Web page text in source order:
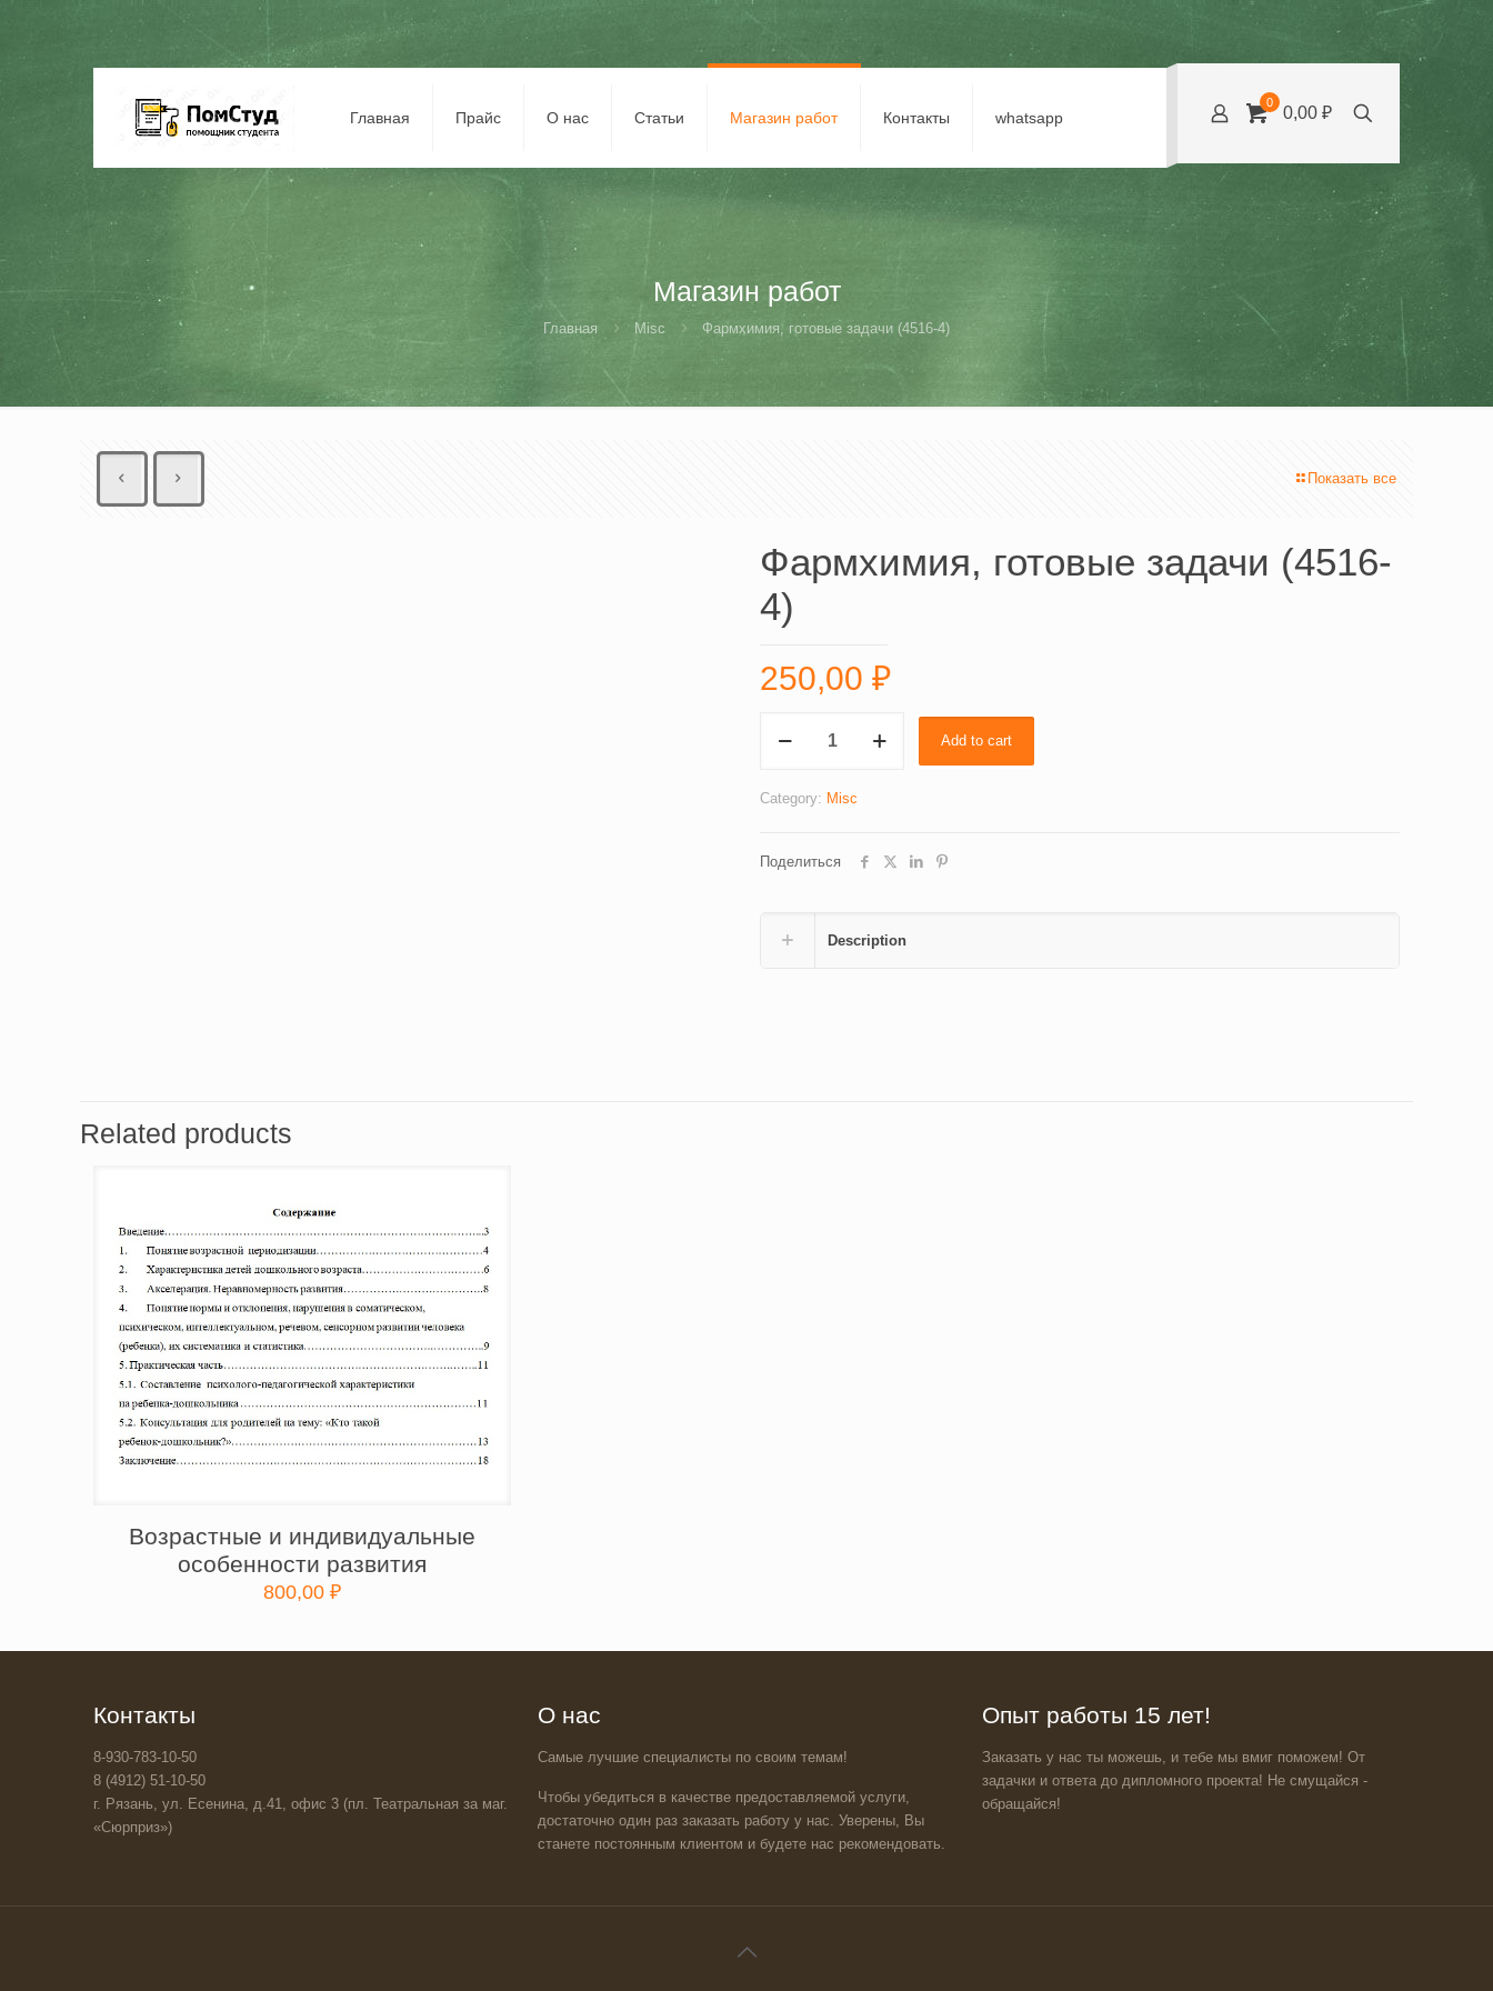
Главная Прайс О нас Статьи Магазин работ Контакты whatsapp
0
0,00 ₽
Магазин работ
Главная Misc Фармхимия, готовые задачи (4516-4)
Показать все
Фармхимия, готовые задачи (4516-
4)
250,00 ₽
готовые
(4516-
Add to cart
Category: Misc
Поделиться
Description
Related products
Возрастные и индивидуальные
особенности развития
800,00 ₽
Контакты
8-930-783-10-50
8 (4912) 51-10-50
г. Рязань, ул. Есенина, д.41, офис 3 (пл. Театральная за маг.
«Сюрприз»)
О нас
Самые лучшие специалисты по своим темам!
Чтобы убедиться в качестве предоставляемой услуги,
достаточно один раз заказать работу у нас. Уверены, Вы
станете постоянным клиентом и будете нас рекомендовать.
Опыт работы 15 лет!
Заказать у нас ты можешь, и тебе мы вмиг поможем! От
задачки и ответа до дипломного проекта! Не смущайся -
обращайся!